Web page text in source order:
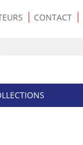
CONTACT